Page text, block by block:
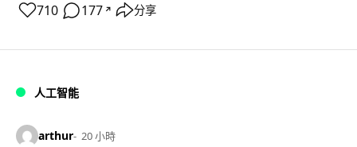
710 177 ↗ 分享
人工智能
arthur 20 小時